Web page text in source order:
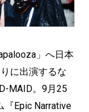
」へ日本
に出演するな
MAID。9月25
『Epic Narrative